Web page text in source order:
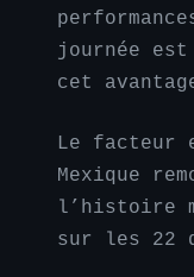
journée
cet
Le facteur
Mexique
l’histoire
sur les 22